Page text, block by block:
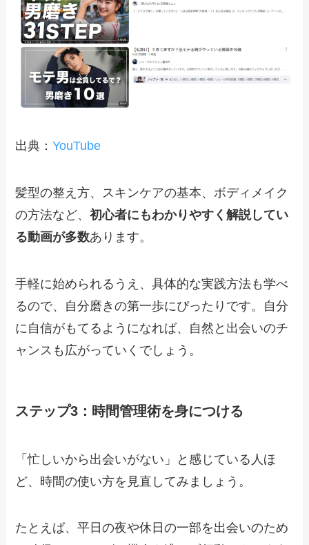
出典：YouTube
髪型の整え方、スキンケアの基本、ボディメイク
の方法など、初心者にもわかりやすく解説してい
る動画が多数あります。
手軽に始められるうえ、具体的な実践方法も学べ
るので、自分磨きの第一歩にぴったりです。自分
に自信がもてるようになれば、自然と出会いのチ
ャンスも広がっていくでしょう。
ステップ3：時間管理術を身につける
「忙しいから出会いがない」と感じている人ほ
ど、時間の使い方を見直してみましょう。
たとえば、平日の夜や休日の一部を出会いのため